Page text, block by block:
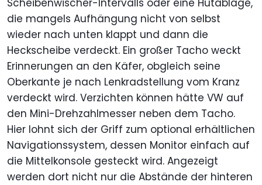
Scheibenwischer-Intervalls oder eine Hutablage,
die mangels Aufhängung nicht von selbst
wieder nach unten klappt und dann die
Heckscheibe verdeckt. Ein großer Tacho weckt
Erinnerungen an den Käfer, obgleich seine
Oberkante je nach Lenkradstellung vom Kranz
verdeckt wird. Verzichten können hätte VW auf
den Mini-Drehzahlmesser neben dem Tacho.
Hier lohnt sich der Griff zum optional erhältlichen
Navigationssystem, dessen Monitor einfach auf
die Mittelkonsole gesteckt wird. Angezeigt
werden dort nicht nur die Abstände der hinteren